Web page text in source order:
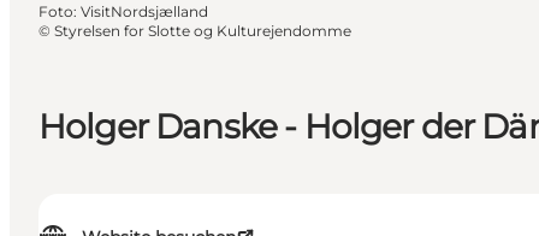
Holger Danske - Holger der
Foto: VisitNordsjælland
© Styrelsen for Slotte og Kulturejendomme